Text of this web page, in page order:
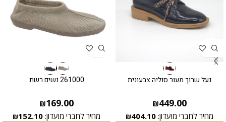
נעל שרוך מעור סוליה צבעונית
₪449.00
מחיר לחברי מועדון: ₪404.10
261000 נשים רשת
₪169.00
מחיר לחברי מועדון: ₪152.10